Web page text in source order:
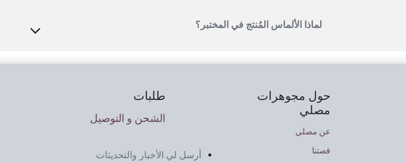
لماذا الألماس المُنتج في المختبر؟
حول مجوهرات
مصلي
عن مصلي
قصتنا
طلبات
الشحن و التوصيل
أرسل لي الأخبار والتحديثات